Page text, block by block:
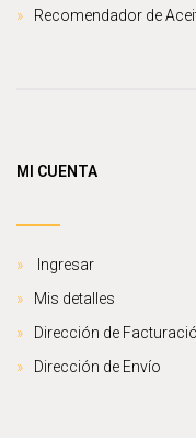
Recomendador de
MI CUENTA
Ingresar
Mis detalles
Dirección de
Dirección de Envío